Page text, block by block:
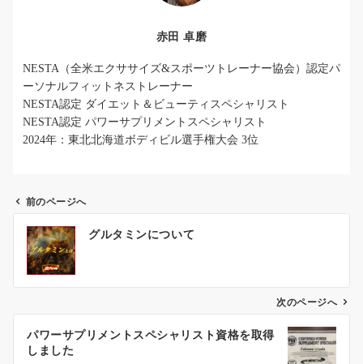
赤田 卓磨
NESTA（全米エクササイズ&スポーツトレーナー協会）認定パ
ーソナルフィットネストレーナー
NESTA認定 ダイエット＆ビューティスペシャリスト
NESTA認定 パワーサプリメントスペシャリスト
2024年：東北北海道ボディビル選手権大会 3位
ビ
前のページへ
グルタミンについて
次のページへ
パワーサプリメントスペシャリスト資格を取得
しました